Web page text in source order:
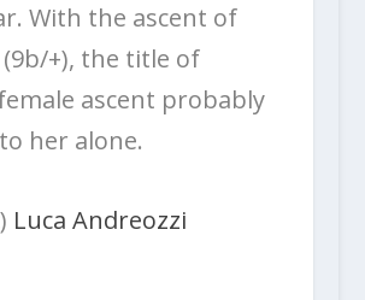
With the ascent of
(9b/+), the title of
ascent probably
her alone.
Luca Andreozzi